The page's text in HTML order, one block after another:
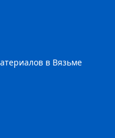
в Вязьме